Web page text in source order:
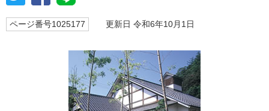
ページ番号1025177 更新日 令和6年10月1日